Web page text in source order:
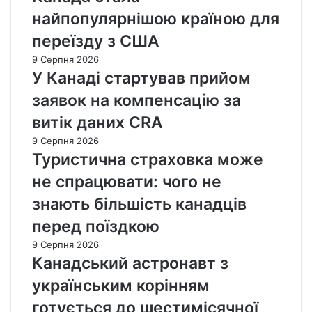
в
е
з
т
и
з
к
о
р
о
н
і
в
л
і
д
ь
и
т
а
е
к
с
у
а
л
ь
н
а
с
у
в
н
н
т
а
к
р
у
в
а
н
н
і
п
найпопулярнішою країною для
переїзду з США
9 Серпня 2026
У Канаді стартував прийом
заявок на компенсацію за
витік даних CRA
9 Серпня 2026
Туристична страховка може
не спрацювати: чого не
знають більшість канадців
перед поїздкою
9 Серпня 2026
Канадський астронавт з
українським корінням
готується до шестимісячної